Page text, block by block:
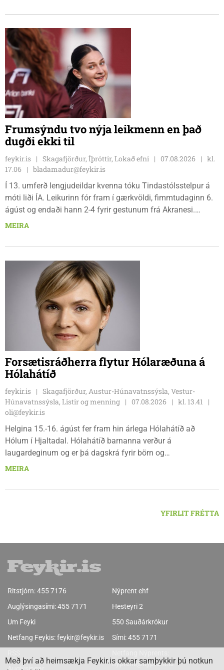
leiknum.
Frumsýndu tvo nýja leikmenn en það
dugði ekki til
feykir.is Skagafjörður, Íþróttir, Lokað efni 07.08.2026
kl.
17.06
bladamadur@feykir.is
Í 13. umferð lengjudeildar kvenna tóku Tindastólsstelpur á
móti liði ÍA. Leikurinn fór fram í gærkvöldi, fimmtudaginn 6.
ágúst og endaði hann 2-4 fyrir gestunum frá Akranesi.
Tindastólsliðið frumsýndi tvo nýja leikmenn en þær dönsku
tvíburar.
MEIRA
Forsætisráðherra flytur Hólaræðuna á
Hólahátíð
feykir.is
Skagafjörður, Austur-Húnavatnssýsla, Vestur-
Húnavatnssýsla, Listir og menning
07.08.2026
kl. 13.41
oli@feykir.is
Helgina 15.-16. ágúst fer fram hin árlega Hólahátíð að
Hólum í Hjaltadal. Hólahátíð barnanna verður á
laugardeginum og er þá dagskrá fyrir börn og
fjölskyldur.Lydía Einarsdóttir svæðisstjóri æskulýðsmála og
MEIRA
YFIRLIT FRÉTTA
Ritstjórn:455 7176
Auglýsingasími:455 7171
Um Feyki
Netfang Feykis:feykir@feykir.is
Nýprent ehf
Hesteyri 2
550 Sauðárkrókur
Sími:455 7171
nyprent@nyprent.is
Með því að heimsækja Feykir.is okkar samþykkir þú notkun